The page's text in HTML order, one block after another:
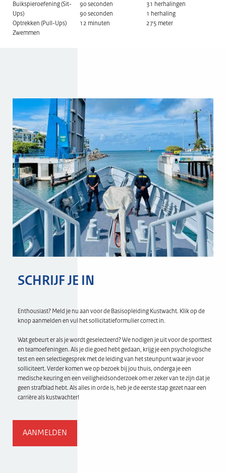
Buikspieroefening (Sit-
Ups)
Optrekken (Pull-Ups)
Zwemmen
90 seconden
90 seconden
12 minuten
31 herhalingen
1 herhaling
275 meter
SCHRIJF JE IN
Enthousiast? Meld je nu aan voor de Basisopleiding Kustwacht. Klik op de
knop aanmelden en vul het sollicitatieformulier correct in.
Wat gebeurt er als je wordt geselecteerd? We nodigen je uit voor de sporttest
en teamoefeningen. Als je die goed hebt gedaan, krijg je een psychologische
test en een selectiegesprek met de leiding van het steunpunt waar je voor
solliciteert. Verder komen we op bezoek bij jou thuis, onderga je een
medische keuring en een veiligheidsonderzoek om er zeker van te zijn dat je
geen strafblad hebt. Als alles in orde is, heb je de eerste stap gezet naar een
carrière als kustwachter!
AANMELDEN